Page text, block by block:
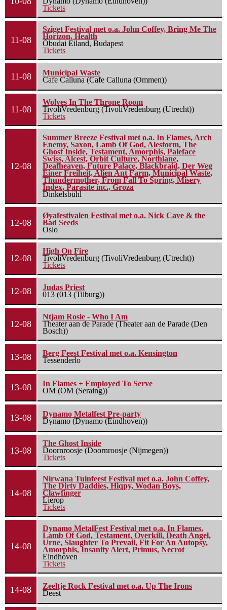
Tickets
11-08
Sziget Festival met o.a. John Coffey, Bring Me The
Horizon, Health
Óbudai Eiland, Budapest
Tickets
11-08
Municipal Waste
Cafe Calluna (Cafe Calluna (Ommen))
11-08
Wolves In The Throne Room
TivoliVredenburg (TivoliVredenburg (Utrecht))
Tickets
12-08
Summer Breeze Festival met o.a. In Flames, Arch
Enemy, Saxon, Lamb Of God, Alestorm, The
Ghost Inside, Testament, Amorphis, Paleface
Swiss, Alcest, Orbit Culture, Northlane,
Deafheaven, Future Palace, Blackbraid, Der Weg
Einer Freiheit, Alien Ant Farm, Municipal Waste,
Thundermother, From Fall To Spring, Misery
Index, Parasite inc., Groza
Dinkelsbühl
12-08
Øyafestivalen Festival met o.a. Nick Cave & the
Bad Seeds
Oslo
12-08
High On Fire
TivoliVredenburg (TivoliVredenburg (Utrecht))
Tickets
12-08
Judas Priest
013 (013 (Tilburg))
12-08
Ntjam Rosie - Who I Am
Theater aan de Parade (Theater aan de Parade (Den
Bosch))
13-08
Berg Feest Festival met o.a. Kensington
Tessenderlo
13-08
In Flames + Employed To Serve
OM (OM (Seraing))
13-08
Dynamo Metalfest Pre-party
Dynamo (Dynamo (Eindhoven))
13-08
The Ghost Inside
Doornroosje (Doornroosje (Nijmegen))
Tickets
14-08
Nirwana Tuinfeest Festival met o.a. John Coffey,
The Dirty Daddies, Hiqpy, Wodan Boys,
Clawfinger
Lierop
Tickets
14-08
Dynamo MetalFest Festival met o.a. In Flames,
Lamb Of God, Testament, Overkill, Death Angel,
Urne, Slaughter To Prevail, Fit For An Autopsy,
Amorphis, Insanity Alert, Primus, Necrot
Eindhoven
Tickets
14-08
Zeeltje Rock Festival met o.a. Up The Irons
Deest